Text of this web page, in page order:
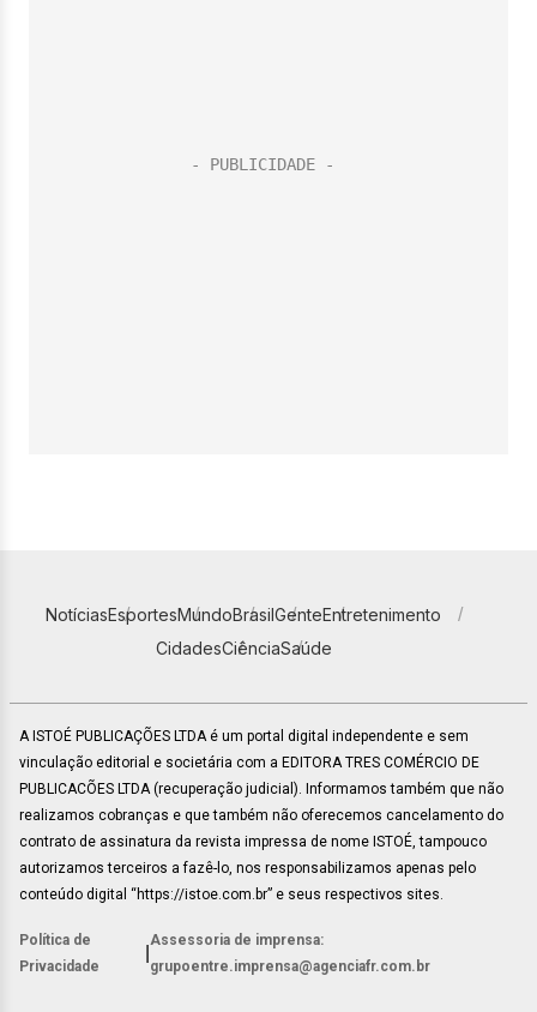
NotíciasEsportesMundoBrasilGenteEntretenimento
CidadesCiênciaSaúde
A ISTOÉ PUBLICAÇÕES LTDA é um portal digital independente e sem
vinculação editorial e societária com a EDITORA TRES COMÉRCIO DE
PUBLICACÕES LTDA (recuperação judicial). Informamos também que não
realizamos cobranças e que também não oferecemos cancelamento do
contrato de assinatura da revista impressa de nome ISTOÉ, tampouco
autorizamos terceiros a fazê-lo, nos responsabilizamos apenas pelo
conteúdo digital “https://istoe.com.br” e seus respectivos sites.
Política de
Privacidade
Assessoria de imprensa:
grupoentre.imprensa@agenciafr.com.br